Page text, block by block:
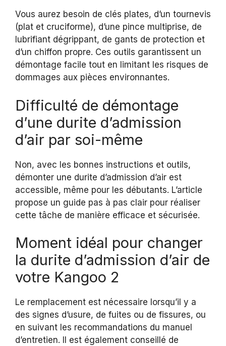
Vous aurez besoin de clés plates, d’un tournevis
(plat et cruciforme), d’une pince multiprise, de
lubrifiant dégrippant, de gants de protection et
d’un chiffon propre. Ces outils garantissent un
démontage facile tout en limitant les risques de
dommages aux pièces environnantes.
Difficulté de démontage
d’une durite d’admission
d’air par soi-même
Non, avec les bonnes instructions et outils,
démonter une durite d’admission d’air est
accessible, même pour les débutants. L’article
propose un guide pas à pas clair pour réaliser
cette tâche de manière efficace et sécurisée.
Moment idéal pour changer
la durite d’admission d’air de
votre Kangoo 2
Le remplacement est nécessaire lorsqu’il y a
des signes d’usure, de fuites ou de fissures, ou
en suivant les recommandations du manuel
d’entretien. Il est également conseillé de